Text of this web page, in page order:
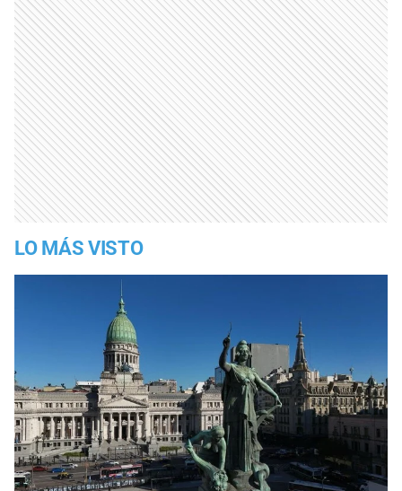
LO MÁS VISTO